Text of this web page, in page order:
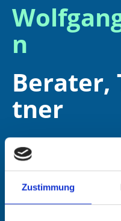
Zustimmung
n
Berater,
tner
erater